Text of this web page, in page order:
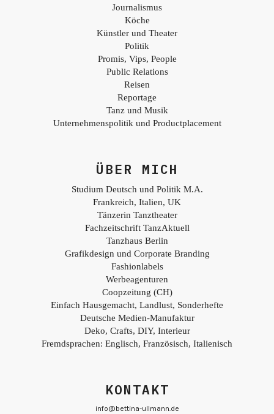
Journalismus
Köche
Künstler und Theater
Politik
Promis, Vips, People
Public Relations
Reisen
Reportage
Tanz und Musik
Unternehmenspolitik und Productplacement
ÜBER MICH
Studium Deutsch und Politik M.A.
Frankreich, Italien, UK
Tänzerin Tanztheater
Fachzeitschrift TanzAktuell
Tanzhaus Berlin
Grafikdesign und Corporate Branding
Fashionlabels
Werbeagenturen
Coopzeitung (CH)
Einfach Hausgemacht, Landlust, Sonderhefte
Deutsche Medien-Manufaktur
Deko, Crafts, DIY, Interieur
Fremdsprachen: Englisch, Französisch, Italienisch
KONTAKT
info@bettina-ullmann.de